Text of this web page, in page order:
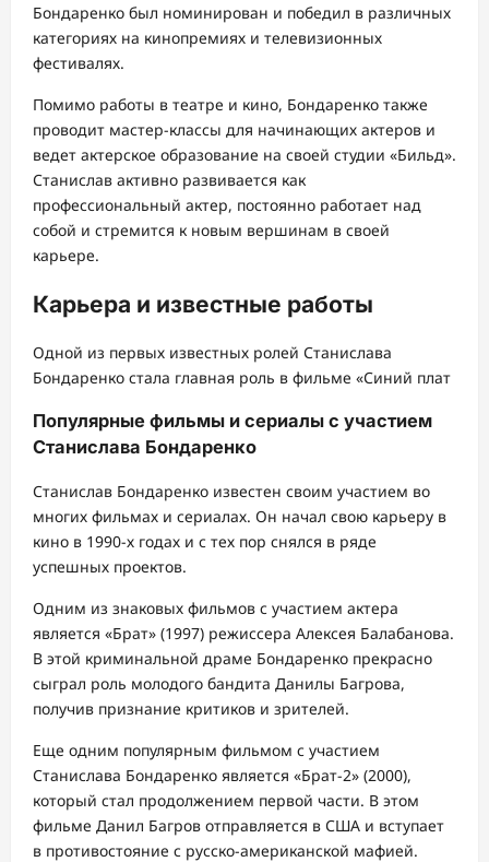
Бондаренко был номинирован и победил в различных
категориях на кинопремиях и телевизионных
фестивалях.
Помимо работы в театре и кино, Бондаренко также
проводит мастер-классы для начинающих актеров и
ведет актерское образование на своей студии «Бильд».
Станислав активно развивается как
профессиональный актер, постоянно работает над
собой и стремится к новым вершинам в своей
карьере.
Карьера и известные работы
Одной из первых известных ролей Станислава
Бондаренко стала главная роль в фильме «Синий плат
Популярные фильмы и сериалы с участием
Станислава Бондаренко
Станислав Бондаренко известен своим участием во
многих фильмах и сериалах. Он начал свою карьеру в
кино в 1990-х годах и с тех пор снялся в ряде
успешных проектов.
Одним из знаковых фильмов с участием актера
является «Брат» (1997) режиссера Алексея Балабанова.
В этой криминальной драме Бондаренко прекрасно
сыграл роль молодого бандита Данилы Багрова,
получив признание критиков и зрителей.
Еще одним популярным фильмом с участием
Станислава Бондаренко является «Брат-2» (2000),
который стал продолжением первой части. В этом
фильме Данил Багров отправляется в США и вступает
в противостояние с русско-американской мафией.